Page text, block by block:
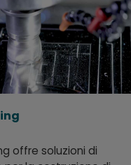
offre soluzioni di